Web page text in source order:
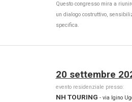
Questo congresso mira a
un dialogo costruttivo,
specifica.
20 settembre
evento residenziale presso:
NH TOURING - via Igino